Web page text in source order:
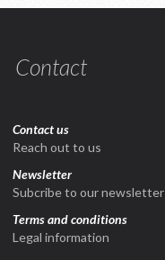
Contact
Contact us
Reach out to us
Newsletter
Subcribe to our newsletter
Terms and conditions
Legal information